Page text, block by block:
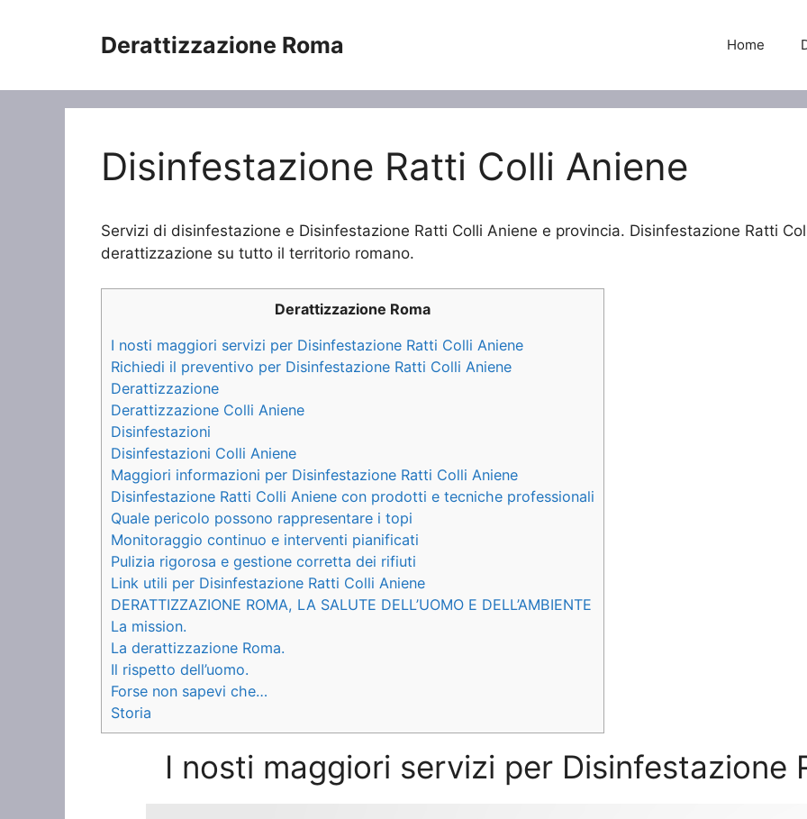
Derattizzazione Roma Home
Disinfestazione Ratti Colli Aniene
Servizi di disinfestazione e Disinfestazione Ratti Colli Aniene e provincia. Disinfestazione Ratti
derattizzazione su tutto il territorio romano.
Derattizzazione Roma
I nosti maggiori servizi per Disinfestazione Ratti Colli Aniene
Richiedi il preventivo per Disinfestazione Ratti Colli Aniene
Derattizzazione
Derattizzazione Colli Aniene
Disinfestazioni
Disinfestazioni Colli Aniene
Maggiori informazioni per Disinfestazione Ratti Colli Aniene
Disinfestazione Ratti Colli Aniene con prodotti e tecniche professionali
Quale pericolo possono rappresentare i topi
Monitoraggio continuo e interventi pianificati
Pulizia rigorosa e gestione corretta dei rifiuti
Link utili per Disinfestazione Ratti Colli Aniene
DERATTIZZAZIONE ROMA, LA SALUTE DELL’UOMO E DELL’AMBIENTE
La mission.
La derattizzazione Roma.
Il rispetto dell’uomo.
Forse non sapevi che…
Storia
I nosti maggiori servizi per Disinfestazione